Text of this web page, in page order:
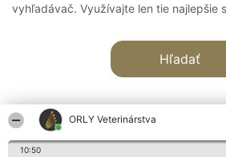
ORLY Veterinárstva
10:50
vyhľadávač. Využívajte len tie najlepšie
Hľadať